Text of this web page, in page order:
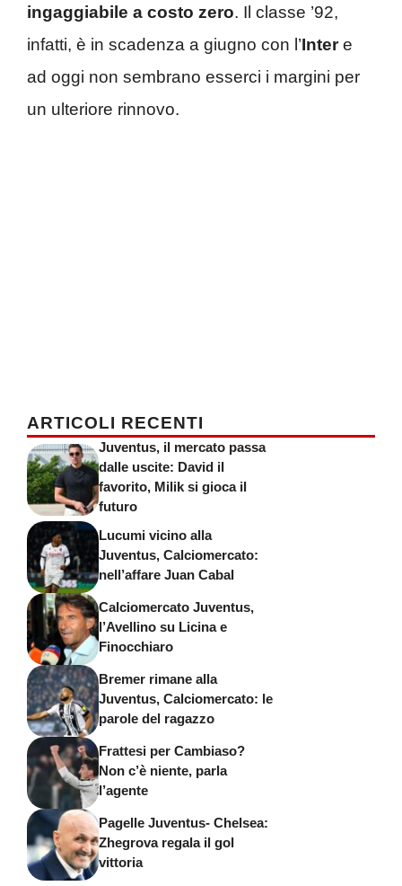
ingaggiabile a costo zero. Il classe ’92,
infatti, è in scadenza a giugno con l’Intere
ad oggi non sembrano esserci i margini per
un ulteriore rinnovo.
ARTICOLI RECENTI
Juventus, il mercato passa
dalle uscite: David il
favorito, Milik si gioca il
futuro
Lucumi vicino alla
Juventus, Calciomercato:
nell’affare Juan Cabal
Calciomercato Juventus,
l’Avellino su Licina e
Finocchiaro
Bremer rimane alla
Juventus, Calciomercato: le
parole del ragazzo
Frattesi per Cambiaso?
Non c’è niente, parla
l’agente
Pagelle Juventus- Chelsea:
Zhegrova regala il gol
vittoria